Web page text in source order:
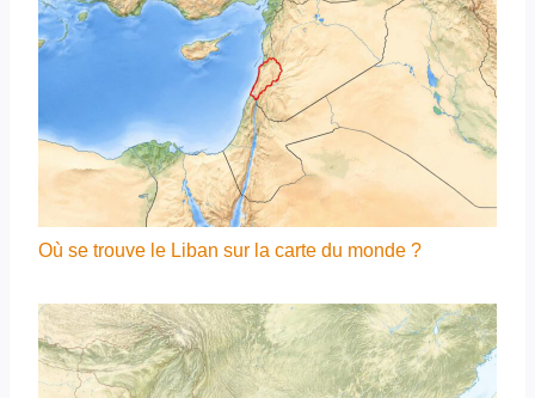
Où se trouve le Liban sur la carte du monde ?